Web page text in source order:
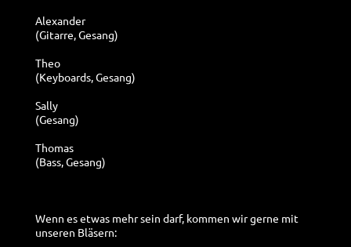
Alexander
(Gitarre, Gesang)
Theo
(Keyboards, Gesang)
Sally
(Gesang)
Thomas
(Bass, Gesang)
Wenn es etwas mehr sein darf, kommen wir gerne mit
unseren Bläsern: